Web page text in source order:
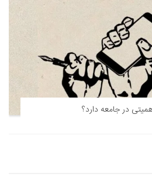
در جامعه دارد؟